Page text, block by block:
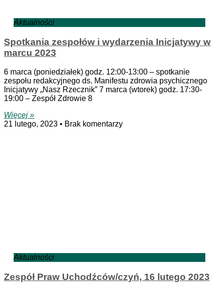
Aktualności
Spotkania zespołów i wydarzenia Inicjatywy w
marcu 2023
6 marca (poniedziałek) godz. 12:00-13:00 – spotkanie
zespołu redakcyjnego ds. Manifestu zdrowia psychicznego
Inicjatywy „Nasz Rzecznik” 7 marca (wtorek) godz. 17:30-
19:00 – Zespół Zdrowie 8
Więcej »
21 lutego, 2023
Brak komentarzy
Aktualności
Zespół Praw Uchodźców/czyń, 16 lutego 2023